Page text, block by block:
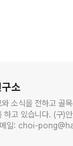
소
소식을 전하고 골
메일: choi-